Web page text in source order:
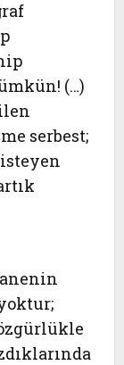
(…)
serbest;